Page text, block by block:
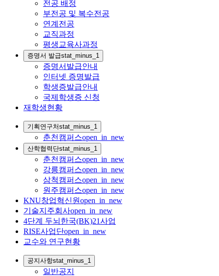
전공 배정
부전공 및 복수전공
연계전공
교직과정
평생교육사과정
증명서 발급stat_minus_1
증명서발급안내
인터넷 증명발급
학생증발급안내
국제학생증 신청
재학생현황
기획연구처stat_minus_1
춘천캠퍼스open_in_new
산학협력단stat_minus_1
춘천캠퍼스open_in_new
강릉캠퍼스open_in_new
삼척캠퍼스open_in_new
원주캠퍼스open_in_new
KNU창업혁신원open_in_new
기술지주회사open_in_new
4단계 두뇌한국(BK)21사업
RISE사업단open_in_new
교수와 연구현황
공지사항stat_minus_1
일반공지